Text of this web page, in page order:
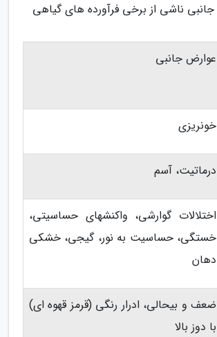
عوارض جانبی
خونریزی
درماتیت، آسم
اختلالات گوارشی، واکنشهای حساسیتی،
خستگی، حساسیت به نور، گیجی، خشکی
دهان
ضعف و بیحالی، ادرار رنگی (قرمز قهوه ای)
با دوز بالا